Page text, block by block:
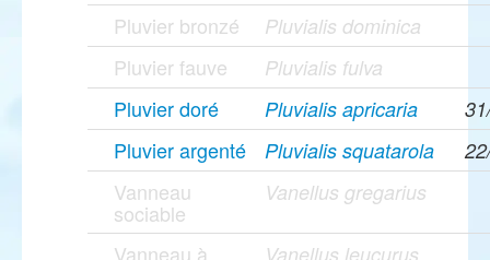
Pluvier bronzé Pluvialis dominica
Pluvier fauve Pluvialis fulva
Pluvier doré Pluvialis apricaria
Pluvier argenté Pluvialis squatarola
Vanneau
sociable
Vanellus gregarius
Vanneau à Vanellus leucurus